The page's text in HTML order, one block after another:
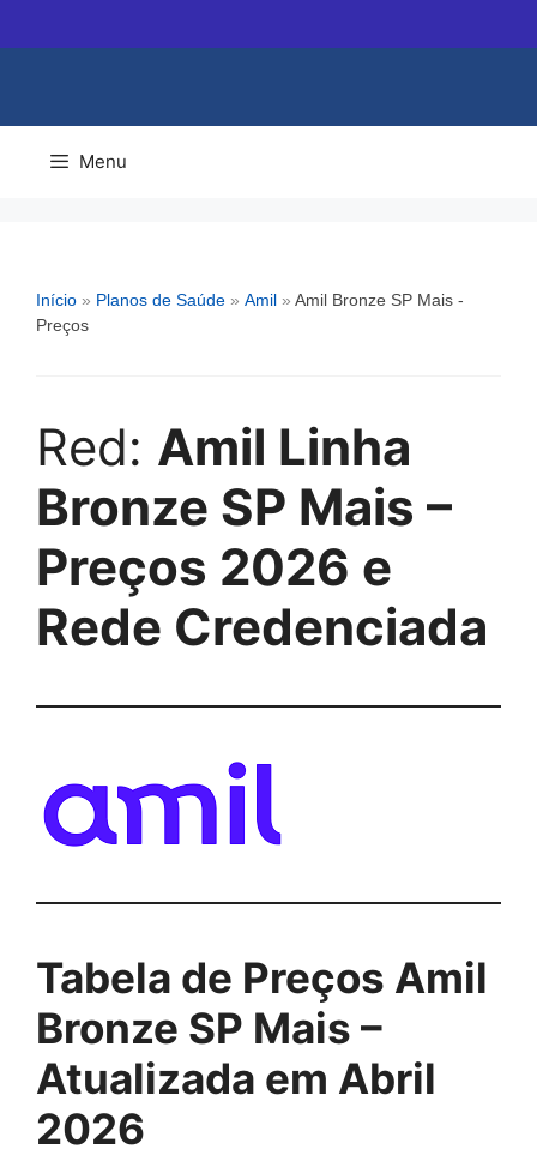
para
Menu
Início » Planos de Saúde » Amil » Amil Bronze SP Mais -
Preços
Red: Amil Linha
Bronze SP Mais –
Preços 2026 e
Rede Credenciada
Tabela de Preços Amil
Bronze SP Mais –
Atualizada em Abril
2026